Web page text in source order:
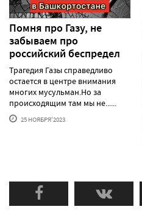
Помня про Газу, не
забываем про
российский беспредел
Трагедия Газы справедливо
остается в центре внимания
многих мусульман.Но за
происходящим там мы не......
25 НОЯБРЯ'2023